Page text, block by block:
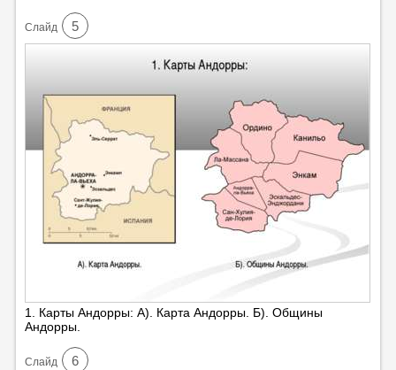
Cлайд 5
1. Карты Андорры: А). Карта Андорры. Б). Общины
Андорры.
Cлайд 6